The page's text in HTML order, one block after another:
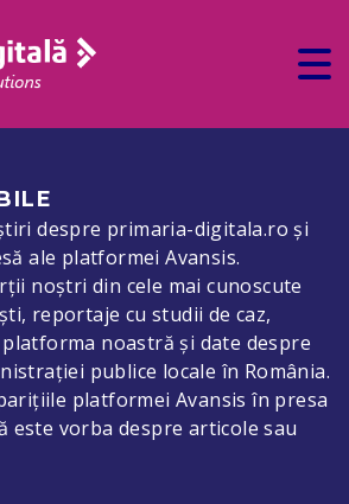
despre primaria-digitala.ro și
ale platformei Avansis.
noștri din cele mai cunoscute
reportaje cu studii de caz,
noastră și date despre
publice locale în România.
platformei Avansis în presa
este vorba despre articole sau